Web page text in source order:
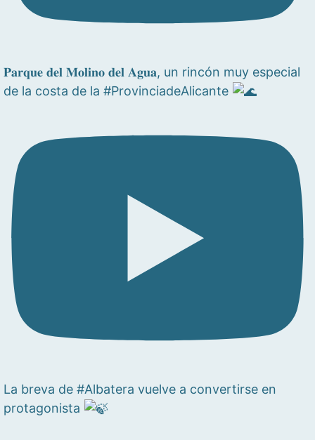
𝐏𝐚𝐫𝐪𝐮𝐞 𝐝𝐞𝐥 𝐌𝐨𝐥𝐢𝐧𝐨 𝐝𝐞𝐥 𝐀𝐠𝐮𝐚, un rincón muy especial
de la costa de la #ProvinciadeAlicante
La breva de #Albatera vuelve a convertirse en
protagonista